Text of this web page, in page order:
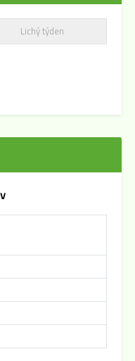
Lichý týden